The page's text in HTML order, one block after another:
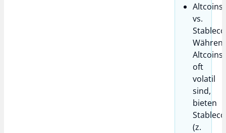
Altcoins
vs.
Altcoins
oft
volatil
sind,
bieten
(z.